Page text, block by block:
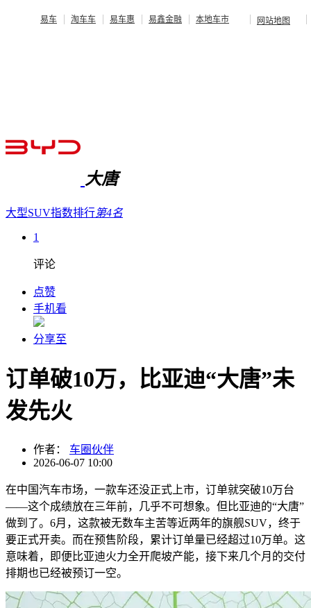
易车 淘车车 易车惠 易鑫金融 本地车市 网站地图
大唐
大型SUV指数排行第4名
1
评论
点赞
手机看
分享至
订单破10万，比亚迪“大唐”未
发先火
作者： 车圈伙伴
2026-06-07 10:00
在中国汽车市场，一款车还没正式上市，订单就突破10万台
——这个成绩放在三年前，几乎不可想象。但比亚迪的“大唐”
做到了。6月，这款被无数车主苦等近两年的旗舰SUV，终于
要正式开卖。而在预售阶段，累计订单量已经超过10万单。这
意味着，即便比亚迪火力全开爬坡产能，接下来几个月的交付
排期也已经被预订一空。